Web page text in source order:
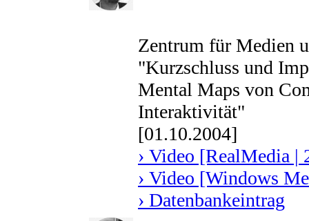
Zentrum für Medien
"Kurzschluss und
Mental Maps von
Interaktivität"
[01.10.2004]
› Video [RealMedia |
› Video [Windows
› Datenbankeintrag